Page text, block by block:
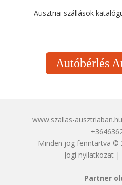
Ausztriai szállások
Autóbérlés
www.szallas-
Minden jog fenntartva ©
Jogi nyilatkozat|
Partner